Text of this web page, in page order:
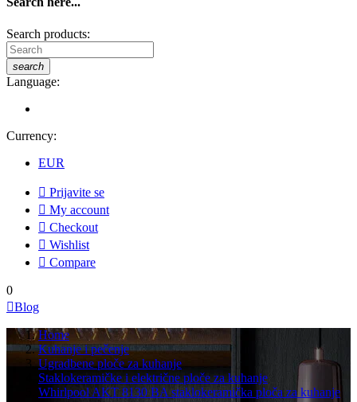
Search products:
search
Language:
Currency:
EUR
 Prijavite se
 My account
 Checkout
 Wishlist
 Compare
0
Blog
Home
Kuhanje i pečenje
Ugradbene ploče za kuhanje
Staklokeramičke i električne ploče za kuhanje
Whirlpool AKT 8130 BA staklokeramička ploča za kuhanje